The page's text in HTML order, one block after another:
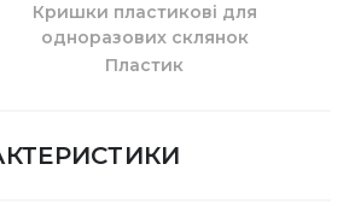
Кришки пластикові для
одноразових склянок
Пластик